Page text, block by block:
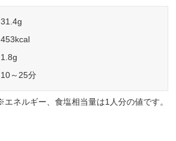
31.4g
453kcal
1.8g
10～25分
エネルギー、食塩相当量は1人分の値です。